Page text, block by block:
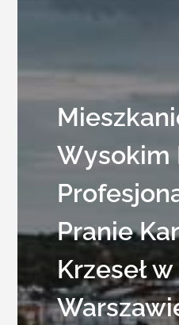
Wysokim
Pranie
Krzeseł w